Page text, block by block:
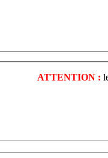
ATTENTION :